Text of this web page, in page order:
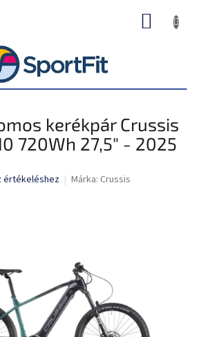
KOSÁR
kerékpár Crussis
720Wh 27,5" - 2025
értékeléshez Márka: Crussis